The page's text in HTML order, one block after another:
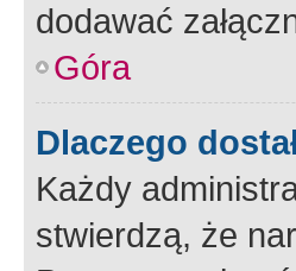
dodawać
Góra
Dlaczego
Każdy
stwierdzą, że